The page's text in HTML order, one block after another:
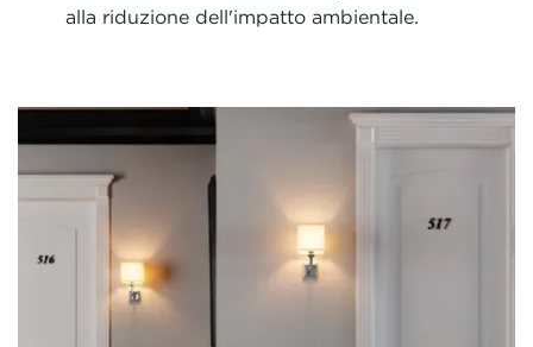
alla riduzione dell'impatto ambientale.